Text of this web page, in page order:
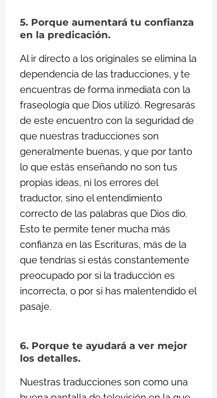
5. Porque aumentará tu confianza
en la predicación.
Al ir directo a los originales se elimina la
dependencia de las traducciones, y te
encuentras de forma inmediata con la
fraseología que Dios utilizó. Regresarás
de este encuentro con la seguridad de
que nuestras traducciones son
generalmente buenas, y que por tanto
lo que estás enseñando no son tus
propias ideas, ni los errores del
traductor, sino el entendimiento
correcto de las palabras que Dios dio.
Esto te permite tener mucha más
confianza en las Escrituras, más de la
que tendrías si estás constantemente
preocupado por si la traducción es
incorrecta, o por si has malentendido el
pasaje.
6. Porque te ayudará a ver mejor
los detalles.
Nuestras traducciones son como una